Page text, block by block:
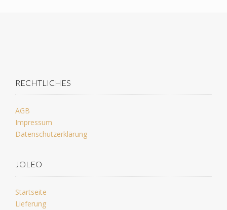
RECHTLICHES
AGB
Impressum
Datenschutzerklärung
JOLEO
Startseite
Lieferung